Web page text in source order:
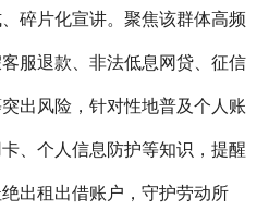
碎片化宣讲。聚焦该群体高频
服退款、非法低息网贷、征信
出风险，针对性地普及个人账
、个人信息防护等知识，提醒
出租出借账户，守护劳动所